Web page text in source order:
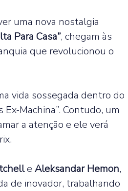
uma nova nostalgia
Para Casa”, chegam às
que revolucionou o
vida sossegada dentro do
Machina”. Contudo, um
a atenção e ele verá
e Aleksandar Hemon,
de inovador, trabalhando